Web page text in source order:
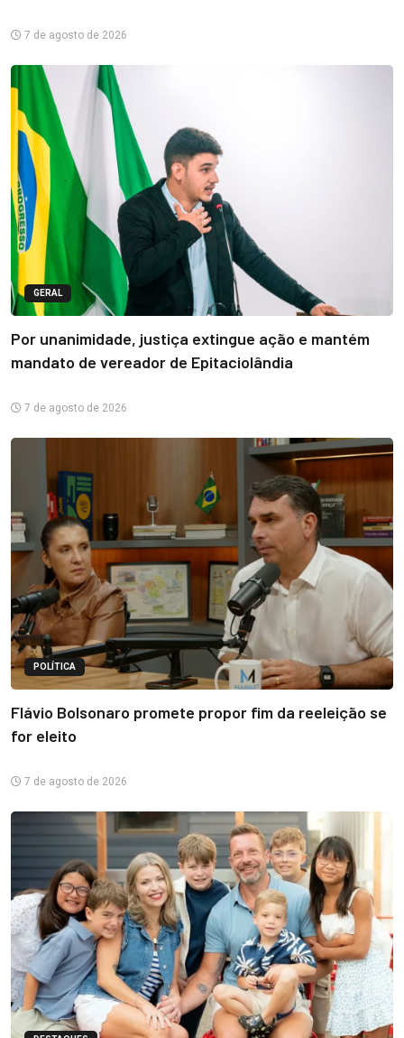
7 de agosto de 2026
GERAL
Por unanimidade, justiça extingue ação e mantém
mandato de vereador de Epitaciolândia
7 de agosto de 2026
POLÍTICA
Flávio Bolsonaro promete propor fim da reeleição se
for eleito
7 de agosto de 2026